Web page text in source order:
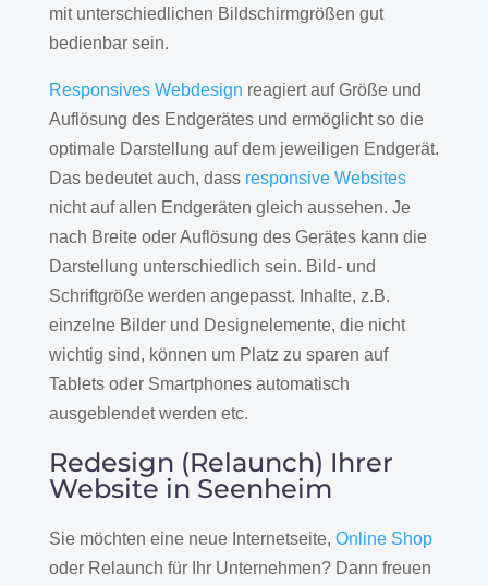
mit unterschiedlichen Bildschirmgrößen gut
bedienbar sein.
Responsives Webdesign reagiert auf Größe und
Auflösung des Endgerätes und ermöglicht so die
optimale Darstellung auf dem jeweiligen Endgerät.
Das bedeutet auch, dass responsive Websites
nicht auf allen Endgeräten gleich aussehen. Je
nach Breite oder Auflösung des Gerätes kann die
Darstellung unterschiedlich sein. Bild- und
Schriftgröße werden angepasst. Inhalte, z.B.
einzelne Bilder und Designelemente, die nicht
wichtig sind, können um Platz zu sparen auf
Tablets oder Smartphones automatisch
ausgeblendet werden etc.
Redesign (Relaunch) Ihrer
Website in Seenheim
Sie möchten eine neue Internetseite, Online Shop
oder Relaunch für Ihr Unternehmen? Dann freuen